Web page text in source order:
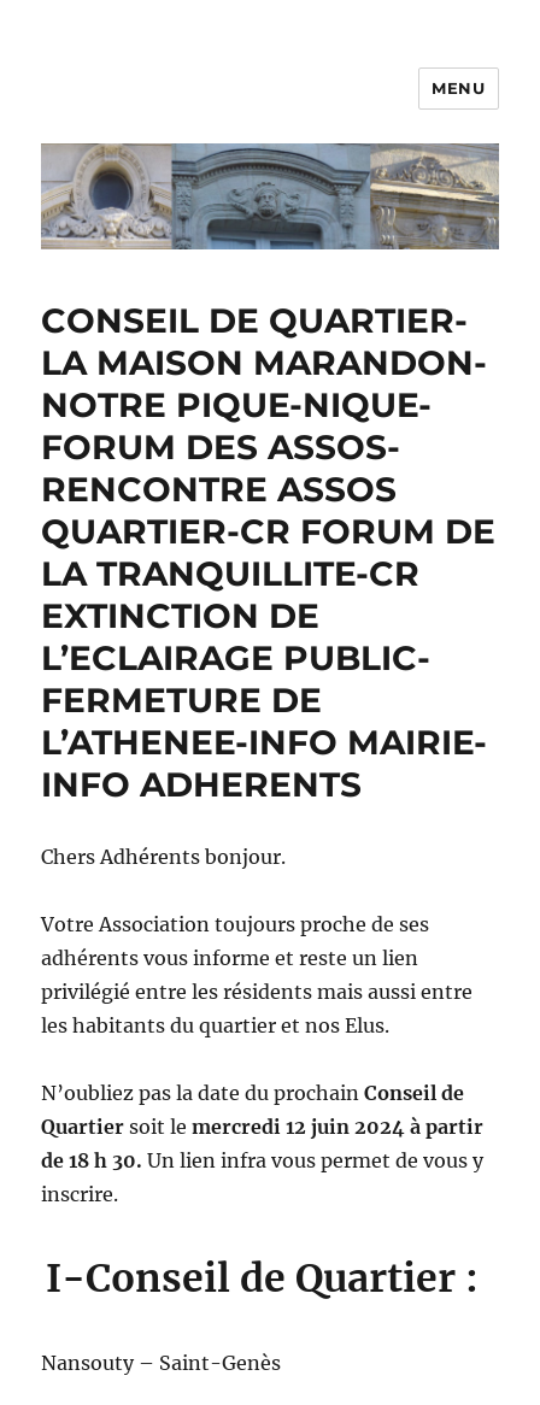
MENU
CONSEIL DE QUARTIER-
LA MAISON MARANDON-
NOTRE PIQUE-NIQUE-
FORUM DES ASSOS-
RENCONTRE ASSOS
QUARTIER-CR FORUM DE
LA TRANQUILLITE-CR
EXTINCTION DE
L’ECLAIRAGE PUBLIC-
FERMETURE DE
L’ATHENEE-INFO MAIRIE-
INFO ADHERENTS
Chers Adhérents bonjour.
Votre Association toujours proche de ses
adhérents vous informe et reste un lien
privilégié entre les résidents mais aussi entre
les habitants du quartier et nos Elus.
N’oubliez pas la date du prochainConseil de
Quartier soit lemercredi 12 juin 2024 à partir
de 18 h 30. Un lien infra vous permet de vous y
inscrire.
I-Conseil de Quartier :
Nansouty – Saint-Genès